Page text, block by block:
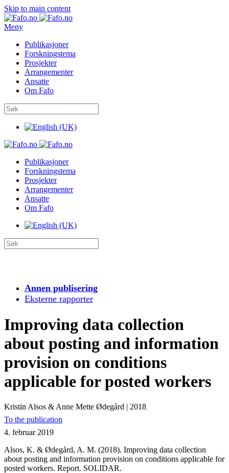
Skip to main content
Meny
Publikasjoner
Forskningstema
Prosjekter
Arrangementer
Ansatte
Om Fafo
Publikasjoner
Forskningstema
Prosjekter
Arrangementer
Ansatte
Om Fafo
Annen publisering
Eksterne rapporter
Improving data collection
about posting and information
provision on conditions
applicable for posted workers
Kristin Alsos & Anne Mette Ødegård | 2018
To the publication
4. februar 2019
Alsos, K. & Ødegård, A. M. (2018). Improving data collection
about posting and information provision on conditions applicable for
posted workers. Report. SOLIDAR.